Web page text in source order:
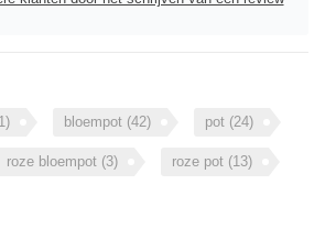
bloempot (42) pot (24)
roze bloempot (3) roze pot (13)